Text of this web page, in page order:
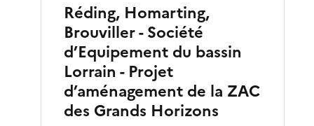
Réding, Homarting,
Brouviller - Société
d’Equipement du bassin
Lorrain - Projet
d’aménagement de la ZAC
des Grands Horizons